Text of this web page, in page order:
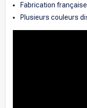
Fabrication
Plusieurs couleurs